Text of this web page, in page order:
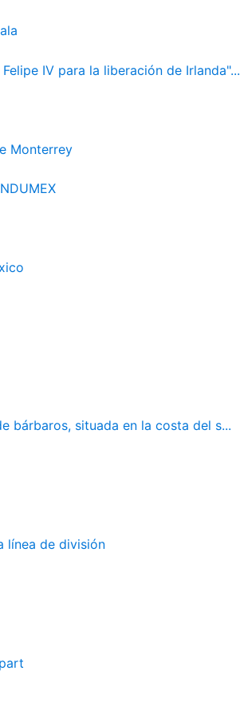
IV para la liberación de Irlanda"...
Monterrey
bárbaros, situada en la costa del s...
línea de división